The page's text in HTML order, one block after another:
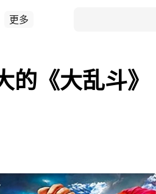
更多
《大乱斗》